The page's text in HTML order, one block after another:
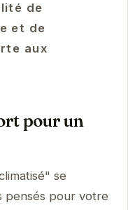
de
et de
aux
pour un
se
pensés pour votre